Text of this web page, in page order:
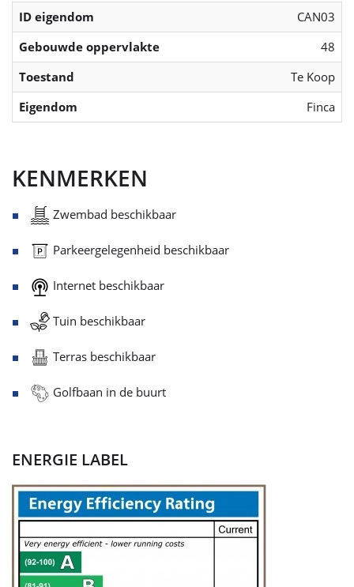
ID eigendom
CAN03
Gebouwde oppervlakte
48
Toestand
Te Koop
Eigendom
Finca
KENMERKEN
Zwembad beschikbaar
Parkeergelegenheid beschikbaar
Internet beschikbaar
Tuin beschikbaar
Terras beschikbaar
Golfbaan in de buurt
ENERGIE LABEL